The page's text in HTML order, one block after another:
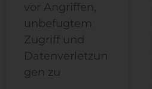
vor Angriffen,
unbefugtem
Zugriff und
Datenverletzun
gen zu